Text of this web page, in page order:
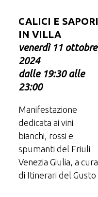
CALICI E SAPORI
IN VILLA
venerdì 11 ottobre
2024
dalle 19:30 alle
23:00
Manifestazione
dedicata ai vini
bianchi, rossi e
spumanti del Friuli
Venezia Giulia, a cura
di Itinerari del Gusto